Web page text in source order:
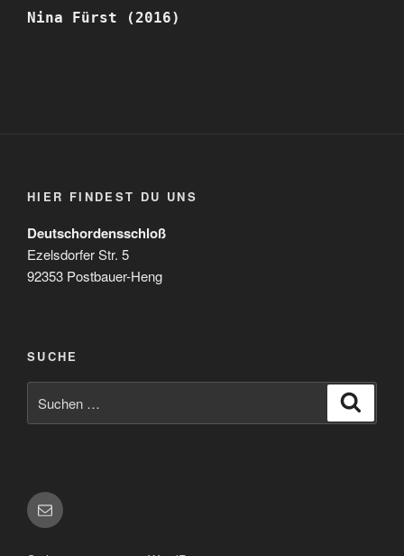
Nina Fürst (2016)
HIER FINDEST DU UNS
Deutschordensschloß
Ezelsdorfer Str. 5
92353 Postbauer-Heng
SUCHE
nach:
E-
Mail